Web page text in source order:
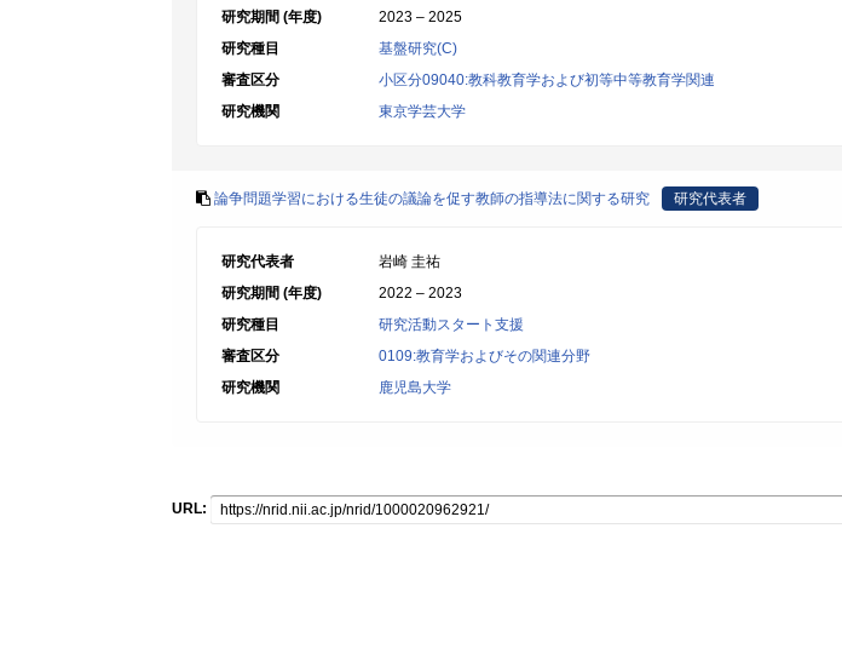
研究期間 (年度)
2023 – 2025
研究種目
基盤研究(C)
審査区分
小区分09040:教科教育学および初等中等教育学関連
研究機関
東京学芸大学
論争問題学習における生徒の議論を促す教師の指導法に関する研究 研究代表者
研究代表者
岩崎 圭祐
研究期間 (年度)
2022 – 2023
研究種目
研究活動スタート支援
審査区分
0109:教育学およびその関連分野
研究機関
鹿児島大学
URL: